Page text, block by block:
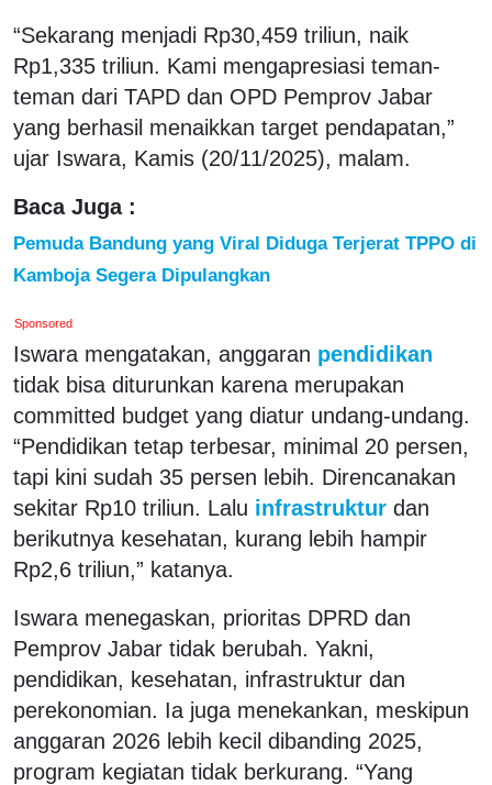
“Sekarang menjadi Rp30,459 triliun, naik
Rp1,335 triliun. Kami mengapresiasi teman-
teman dari TAPD dan OPD Pemprov Jabar
yang berhasil menaikkan target pendapatan,”
ujar Iswara, Kamis (20/11/2025), malam.
Baca Juga :
Pemuda Bandung yang Viral Diduga Terjerat TPPO di
Kamboja Segera Dipulangkan
Sponsored
Iswara mengatakan, anggaran pendidikan
tidak bisa diturunkan karena merupakan
committed budget yang diatur undang-undang.
“Pendidikan tetap terbesar, minimal 20 persen,
tapi kini sudah 35 persen lebih. Direncanakan
sekitar Rp10 triliun. Lalu infrastruktur dan
berikutnya kesehatan, kurang lebih hampir
Rp2,6 triliun,” katanya.
Iswara menegaskan, prioritas DPRD dan
Pemprov Jabar tidak berubah. Yakni,
pendidikan, kesehatan, infrastruktur dan
perekonomian. Ia juga menekankan, meskipun
anggaran 2026 lebih kecil dibanding 2025,
program kegiatan tidak berkurang. “Yang